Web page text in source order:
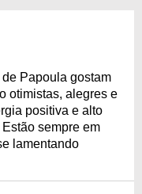
Papoula gostam
otimistas, alegres e
positiva e alto
sempre em
lamentando